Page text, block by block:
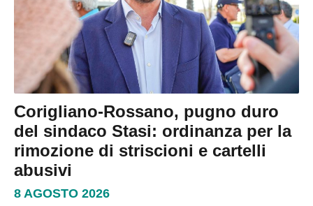
Corigliano-Rossano, pugno duro
del sindaco Stasi: ordinanza per la
rimozione di striscioni e cartelli
abusivi
8 AGOSTO 2026